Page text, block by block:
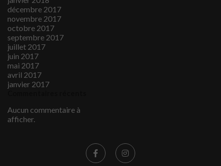
décembre 2017
novembre 2017
octobre 2017
septembre 2017
juillet 2017
juin 2017
mai 2017
avril 2017
janvier 2017
Aucun commentaire à
afficher.